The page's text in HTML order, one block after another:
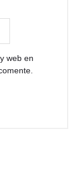
web en